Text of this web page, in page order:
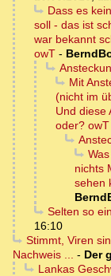
Dass es
soll - das ist
war bekannt
owT -
Mit
(nicht im
Und diese
oder? owT
nichts
sehen
Selten so
16:10
Stimmt, Viren
Nachweis ...
- Der
Lankas